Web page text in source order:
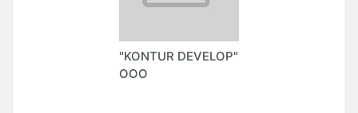
"KONTUR DEVELOP"
ООО